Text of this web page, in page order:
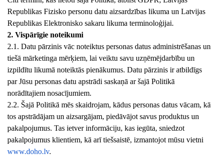
Republikas Fizisko personu datu aizsardzības likuma un Latvijas
Republikas Elektronisko sakaru likuma terminoloģijai.
2. Vispārīgie noteikumi
2.1. Datu pārzinis vāc noteiktus personas datus administrēšanas un
tiešā mārketinga mērķiem, lai veiktu savu uzņēmējdarbību un
izpildītu likumā noteiktās pienākumus. Datu pārzinis ir atbildīgs
par Jūsu personas datu apstrādi saskaņā ar šajā Politikā
norādītajiem nosacījumiem.
2.2. Šajā Politikā mēs skaidrojam, kādus personas datus vācam, kā
tos apstrādājam un aizsargājam, piedāvājot savus produktus un
pakalpojumus. Tas ietver informāciju, kas iegūta, sniedzot
pakalpojumus klientiem, kā arī tiešsaistē, izmantojot mūsu vietni
www.doho.lv.